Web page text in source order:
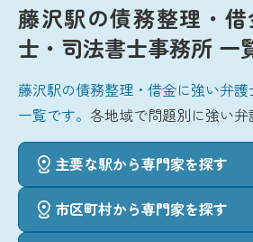
藤沢駅の債務整理・
士・司法書士事務所 一
藤沢駅の債務整理・借金に強い弁
一覧です。各地域で問題別に強い弁
主要な駅から専門家を探す
市区町村から専門家を探す